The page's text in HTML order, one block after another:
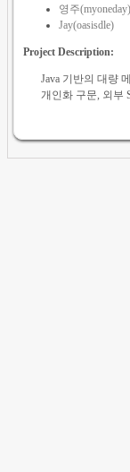
영주(myoneday)
Jay(oasisdle)
Project Description:
Java 기반의 대량
개인화 구문, 외부